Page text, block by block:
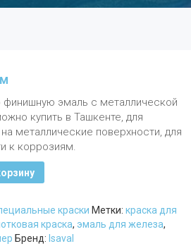
эмаль с металлической
купить в Ташкенте, для
металлические поверхности, для
к коррозиям.
краски Метки: краска для
краска, эмаль для железа,
Бренд: Isaval